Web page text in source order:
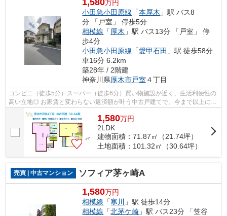
万円
小田急小田原線 「本厚木 」駅 バス8
分 「戸室」 停歩5分
相模線 「厚木 」駅 バス13分 「戸室」 停
歩4分
小田急小田原線 「愛甲石田 」駅 徒歩58分
車16分 6.2km
築28年 / 2階建
神奈川県厚木市戸室 ４丁目
コンビニ（徒歩5分）スーパー（徒歩6分）買い物施設が近く、生活利便性の
高い立地◎ お家賃と変わらない返済額が叶う中古戸建てで、今まで以上に明
るい新生活をお迎えしませんか！ ぜひ...
1,580万円
2LDK
建物面積：71.87㎡（21.74坪）
土地面積：101.32㎡（30.64坪）
売買 | 中古マンション ソフィア茅ヶ崎A
1,580万円
相模線 「寒川
」駅 徒歩14分
相模線 「北茅ケ崎 」駅 バス23分 「笠谷